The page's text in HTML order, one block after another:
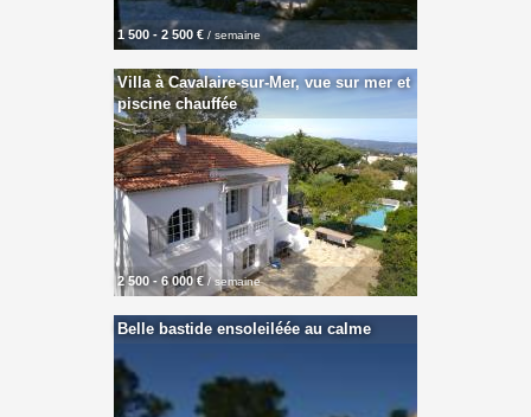
1 500 - 2 500 € / semaine
Villa à Cavalaire-sur-Mer, vue sur mer et
piscine chauffée
2 500 - 6 000 € / semaine
Belle bastide ensoleiléée au calme